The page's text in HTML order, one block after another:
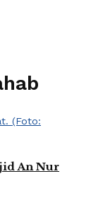
An Nur